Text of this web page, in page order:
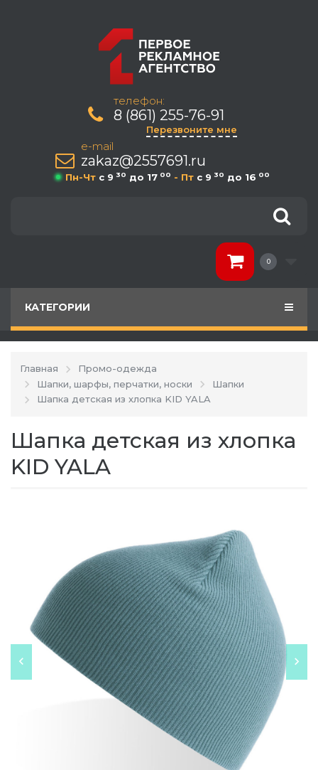
телефон:
8 (861) 255-76-91
Перезвоните мне
e-mail
zakaz@2557691.ru
Пн-Чт c 9 30 до 17 00 - Пт c 9 30 до 16 00
0
КАТЕГОРИИ
Главная
Промо-одежда
Шапки, шарфы, перчатки, носки
Шапки
Шапка детская из хлопка KID YALA
Шапка детская из хлопка
KID YALA